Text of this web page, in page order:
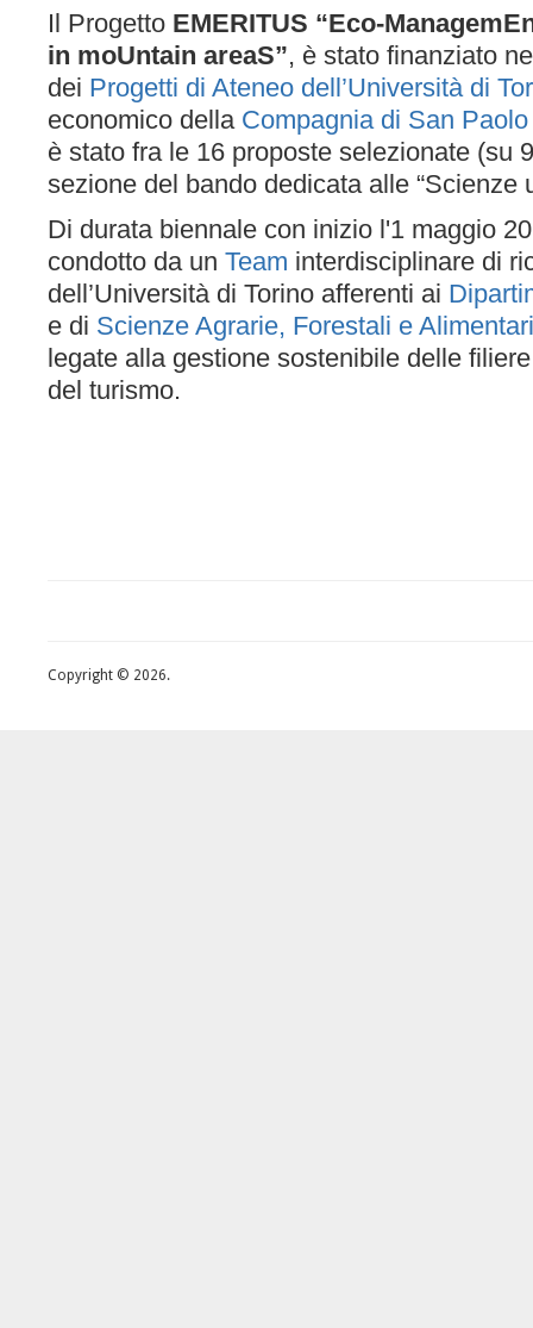
Il Progetto EMERITUS “Eco-
in moUntain areaS”, è stato finanziato
dei Progetti di Ateneo dell’Università di
economico della Compagnia di San
è stato fra le 16 proposte selezionate (su
sezione del bando dedicata alle “Scienze
Di durata biennale con inizio l'1 maggio
condotto da un Team interdisciplinare di
dell’Università di Torino afferenti ai
e di Scienze Agrarie, Forestali e Alimentari
legate alla gestione sostenibile delle
del turismo.
Copyright © 2026.